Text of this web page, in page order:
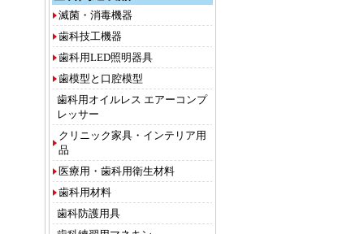
滅菌・消毒機器
歯科技工機器
歯科用LED照明器具
歯模型と口腔模型
歯科用オイルレス エアーコンプ
レッサー
クリニック家具・インテリア用
品
医療用・歯科用衛生材料
歯科用材料
歯科防護用具